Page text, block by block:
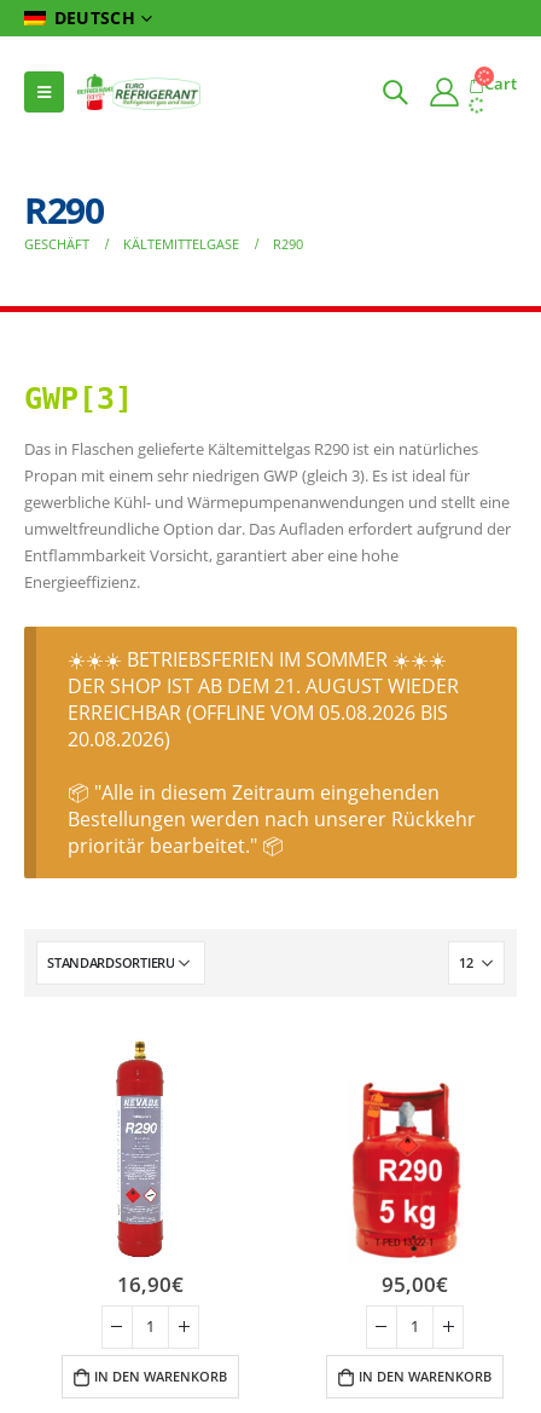
DEUTSCH
Cart
R290
GESCHÄFT KÄLTEMITTELGASE R290
GWP[3]
Das in Flaschen gelieferte Kältemittelgas R290 ist ein natürliches
Propan mit einem sehr niedrigen GWP (gleich 3). Es ist ideal für
gewerbliche Kühl- und Wärmepumpenanwendungen und stellt eine
umweltfreundliche Option dar. Das Aufladen erfordert aufgrund der
Entflammbarkeit Vorsicht, garantiert aber eine hohe
Energieeffizienz.
☀️☀️☀️ BETRIEBSFERIEN IM SOMMER ☀️☀️☀️
DER SHOP IST AB DEM 21. AUGUST WIEDER
ERREICHBAR (OFFLINE VOM 05.08.2026 BIS
20.08.2026)
📦 "Alle in diesem Zeitraum eingehenden
Bestellungen werden nach unserer Rückkehr
prioritär bearbeitet." 📦
16,90€
IN DEN WARENKORB
95,00€
IN DEN WARENKORB